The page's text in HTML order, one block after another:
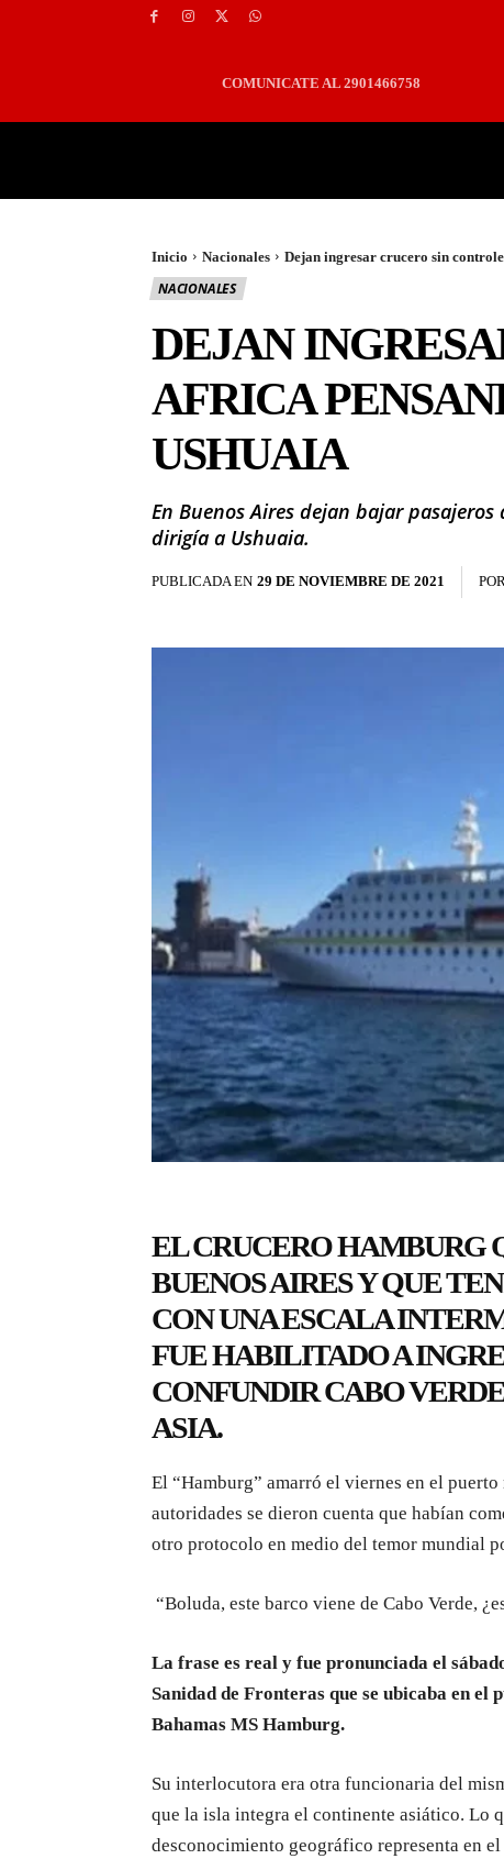
COMUNICATE AL 2901466758
Inicio Nacionales Dejan ingresar crucero sin
NACIONALES
DEJAN
AFRICA
USHUAIA
En Buenos Aires dejan bajar
dirigía a Ushuaia.
PUBLICADA EN 29 DE NOVIEMBRE DE 2021 POR
EL CRUCERO HAMBURG
BUENOS AIRES Y QUE
CON UNA ESCALA
FUE HABILITADO A
CONFUNDIR CABO
ASIA.
El “Hamburg” amarró el viernes en el
autoridades se dieron cuenta que habían
otro protocolo en medio del temor mundial
“Boluda, este barco viene de Cabo Verde,
La frase es real y fue pronunciada el
Sanidad de Fronteras que se ubicaba en el
Bahamas MS Hamburg.
Su interlocutora era otra funcionaria del
que la isla integra el continente asiático. Lo
desconocimiento geográfico representa en